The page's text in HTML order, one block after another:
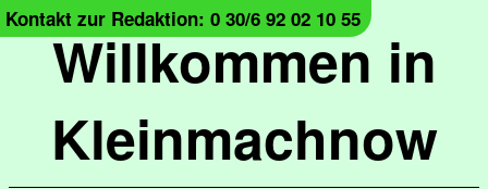
Willkommen in
Kleinmachnow
Kontakt zur Redaktion: 0 30/6 92 02 10 55